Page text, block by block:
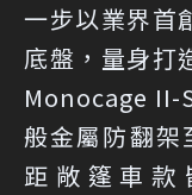
一步以業界首
底盤，量身打
Monocage II-
般金屬防翻架
距敞篷車款